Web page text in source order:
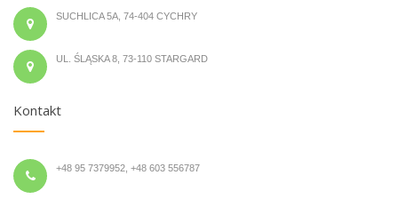
SUCHLICA 5A, 74-404 CYCHRY
UL. ŚLĄSKA 8, 73-110 STARGARD
Kontakt
+48 95 7379952, +48 603 556787